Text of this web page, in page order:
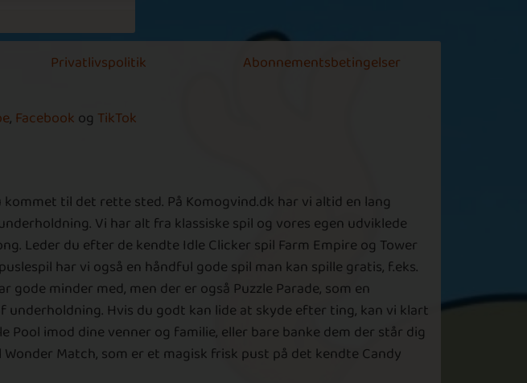
Virker virkelig som et virkelig godt spil
det virker som et spil man kan hygge sig
Bonjek
kedeligt kedeligt
Se flere
Privatlivspolitik Abonnementsbetingelser
, Facebook og TikTok
til det rette sted. På Komogvind.dk har vi altid en lang
Vi har alt fra klassiske spil og vores egen udviklede
Leder du efter de kendte Idle Clicker spil Farm Empire og Tower
har vi også en håndful gode spil man kan spille gratis, f.eks.
gode minder med, men der er også Puzzle Parade, som en
Hvis du godt kan lide at skyde efter ting, kan vi klart
imod dine venner og familie, eller bare banke dem der står dig
Match, som er et magisk frisk pust på det kendte Candy